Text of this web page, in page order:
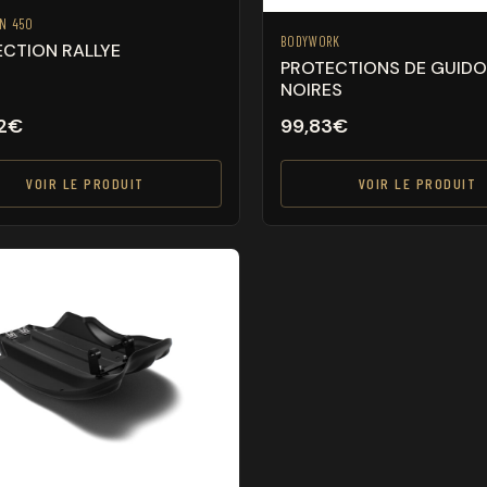
450
RALLYE
€
VOIR LE PRODUIT
BODYWORK
PROTECTIONS DE
NOIRES
99,83€
VOIR LE PRODUIT